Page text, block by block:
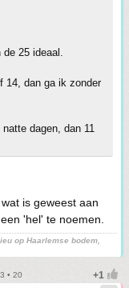
de 25 ideaal.
14, dan ga ik zonder
dagen, dan 11
is geweest aan
'hel' te noemen.
op Haarlemse bodem,
• 20